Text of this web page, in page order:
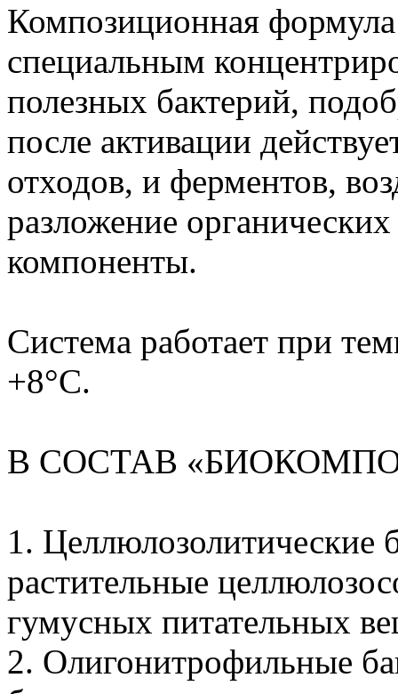
Композиционная
специальным
полезных бактерий,
после активации
отходов, и ферментов,
разложение
компоненты.
Система работает при
+8°С.
В СОСТАВ
1. Целлюлозолитические
растительные
гумусных питательных
2. Олигонитрофильные